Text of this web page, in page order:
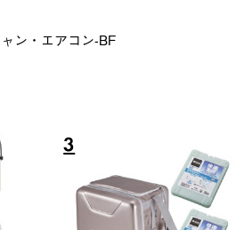
ャン・エアコン-BF
3